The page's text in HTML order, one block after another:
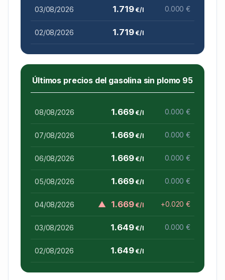
03/08/2026 1.719€/l 0.000 €
02/08/2026 1.719€/l
Últimos precios del gasolina sin plomo 95
08/08/2026 1.669€/l 0.000 €
07/08/2026 1.669€/l 0.000 €
06/08/2026 1.669€/l 0.000 €
05/08/2026 1.669€/l 0.000 €
04/08/2026 ▲ 1.669€/l +0.020 €
03/08/2026 1.649€/l 0.000 €
02/08/2026 1.649€/l